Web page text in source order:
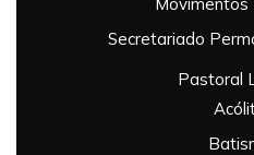
Secretariado
Pastoral